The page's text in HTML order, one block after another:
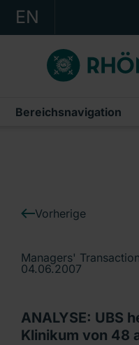
EN
KONZERN
KLINIKEN
KARRIERE
Ein Unternehmen der RHÖN-
Bereichsnavigation
IR-News
Vorherige
Managers'
04.06.2007
ANALYSE: UBS
Klinikum von 48